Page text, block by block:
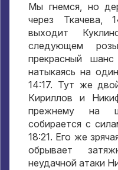
Мы гнемся, но
через Ткачева,
выходит
следующем
прекрасный
натыкаясь на
14:17. Тут же
Кириллов и
прежнему на
собирается с
18:21. Его же
обрывает
неудачной атаки